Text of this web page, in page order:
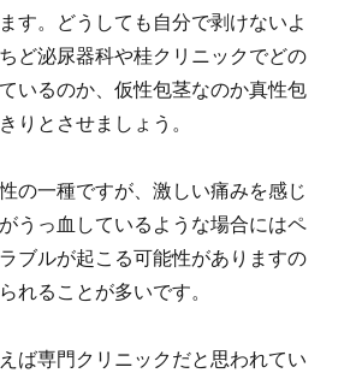
す。どうしても自分で剥けないよ
ど泌尿器科や桂クリニックでどの
いるのか、仮性包茎なのか真性包
りとさせましょう。
の一種ですが、激しい痛みを感じ
うっ血しているような場合にはペ
ブルが起こる可能性がありますの
れることが多いです。
ば専門クリニックだと思われてい